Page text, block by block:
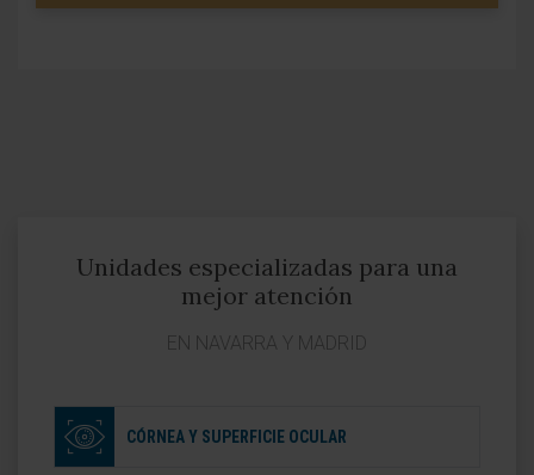
Unidades especializadas para una
mejor atención
EN NAVARRA Y MADRID
CÓRNEA Y SUPERFICIE OCULAR